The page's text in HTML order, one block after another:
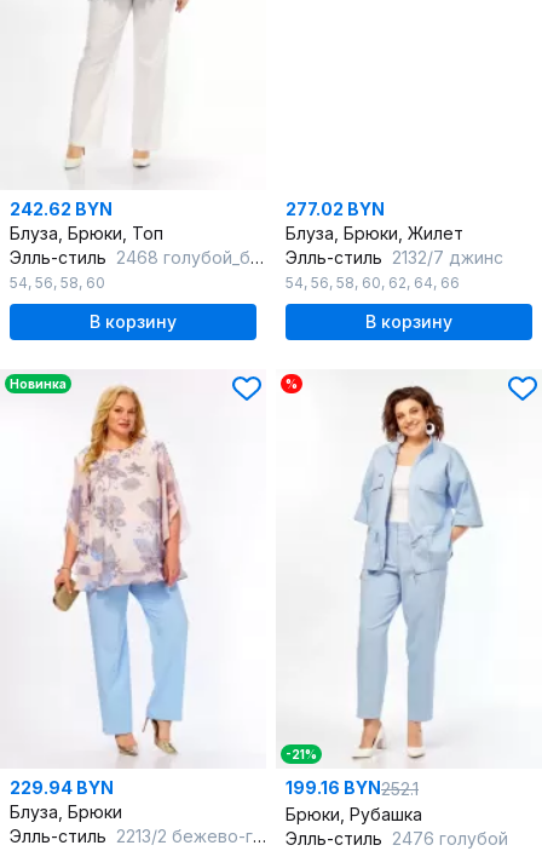
242.62 BYN
Блуза, Брюки, Топ
Элль-стиль 2468 голубой_белый
54, 56, 58, 60
В корзину
277.02 BYN
Блуза, Брюки, Жилет
Элль-стиль 2132/7 джинс
54, 56, 58, 60, 62, 64, 66
В корзину
Новинка
229.94 BYN
Блуза, Брюки
Элль-стиль 2213/2 бежево-голубой
%
-21%
199.16 BYN252.1
Брюки, Рубашка
Элль-стиль 2476 голубой